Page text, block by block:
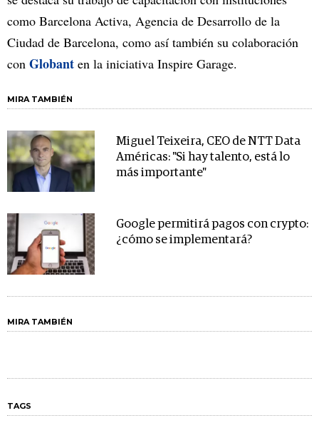
como Barcelona Activa, Agencia de Desarrollo de la
Ciudad de Barcelona, como así también su colaboración
con Globant en la iniciativa Inspire Garage.
MIRA TAMBIÉN
Miguel Teixeira, CEO de NTT Data
Américas: "Si hay talento, está lo
más importante"
Google permitirá pagos con crypto:
¿cómo se implementará?
MIRA TAMBIÉN
TAGS